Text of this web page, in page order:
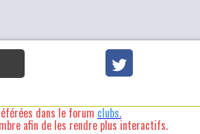
dans le forum clubs.
afin de les rendre plus interactifs.